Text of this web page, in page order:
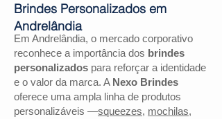
Em Andrelândia, o mercado corporativo
reconhece a importância dos brindes
personalizados para reforçar a identidade
e o valor da marca. A Nexo Brindes
oferece uma ampla linha de produtos
personalizáveis —squeezes, mochilas,
Brindes Personalizados em
Andrelândia